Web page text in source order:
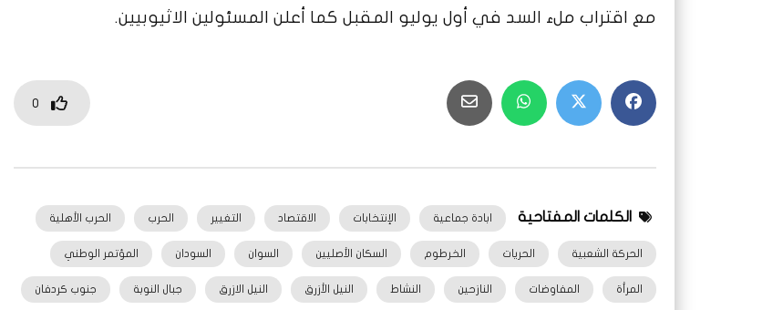
مع اقتراب ملء السد في أول يوليو المقبل كما أعلن المسئولين الاثيوبيين.
0
الكلمات المفتاحية ابادة جماعية الإنتخابات الاقتصاد التغيير الحرب الحرب الأهلية
الحركة الشعبية الحريات الخرطوم السكان الأصليين السوان السودان المؤتمر الوطني
المرأة المفاوضات النازحين النشاط النيل الأزرق النيل الازرق جبال النوبة جنوب كردفان